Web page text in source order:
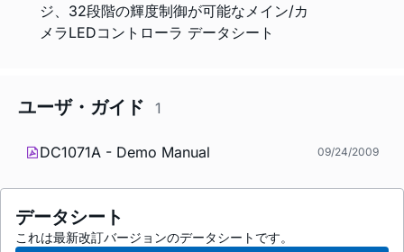
ジ、32段階の輝度制御が可能なメイン/カ
メラLEDコントローラ データシート
ユーザ・ガイド 1
DC1071A - Demo Manual 09/24/2009
データシート
これは最新改訂バージョンのデータシートです。